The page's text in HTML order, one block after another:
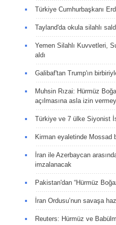
Türkiye Cumhurbaşkanı
Tayland'da okula silahlı
Yemen Silahlı Kuvvetleri,
aldı
Galibaf'tan Trump'ın
Muhsin Rızai: Hürmüz
açılmasına asla izin
Türkiye ve 7 ülke Siyonist
Kirman eyaletinde Mossad
İran ile Azerbaycan
imzalanacak
Pakistan'dan “Hürmüz
İran Ordusu’nun savaşa
Reuters: Hürmüz ve